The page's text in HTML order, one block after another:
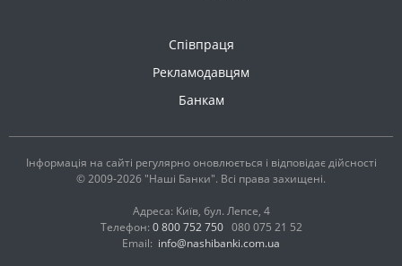
Співпраця
Рекламодавцям
Банкам
Інформація на сайті регулярно оновлюється і відповідає дійсності
© 2009-2026 "Наші Банки". Всі права захищені.
Адреса: Київ, бул. Лепсе, 4
Телефон: 0 800 752 750 080 075 21 52
Email: info@nashibanki.com.ua